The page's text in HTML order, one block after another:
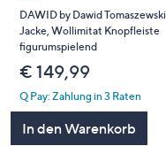
DAWID by Dawid Tomaszewski
Jacke, Wollimitat Knopfleiste
figurumspielend
€ 149,99
Q Pay: Zahlung in 3 Raten
In den Warenkorb